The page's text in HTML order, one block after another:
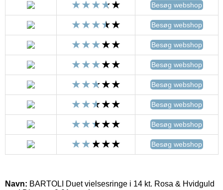
Besøg webshop
Besøg webshop
Besøg webshop
Besøg webshop
Besøg webshop
Besøg webshop
Besøg webshop
Besøg webshop
Navn: BARTOLI Duet vielsesringe i 14 kt. Rosa & Hvidguld